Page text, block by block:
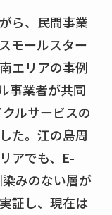
ら、民間事業
モールスター
エリアの事例
事業者が共同
ルサービスの
た。江の島周
アでも、E-
みのない層が
証し、現在は